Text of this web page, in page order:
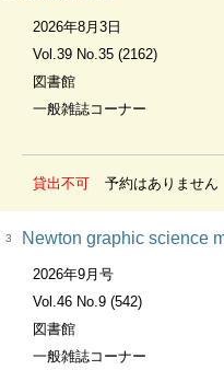
2026年8月3日
Vol.39 No.35 (2162)
図書館
一般雑誌コーナー
貸出不可 予約はありません
3 Newton graphic science
2026年9月号
Vol.46 No.9 (542)
図書館
一般雑誌コーナー